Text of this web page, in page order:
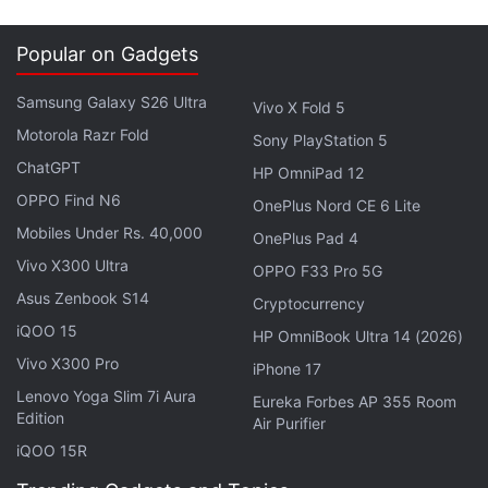
OnePlus ने फोल्डेबल हैंडसेट को Qualcomm Snapdragon 8
Gen 2 चिप के साथ लॉन्च किया है, जिसे 16GB LPDDR5x रैम के
साथ जोड़ा गया है। कंपनी का कहना है कि हैंडसेट पर स्टोरेज का
Popular on Gadgets
Samsung Galaxy S26 Ultra
Motorola Razr Fold
ChatGPT
OPPO Find N6
Mobiles Under Rs. 40,000
Vivo X300 Ultra
Asus Zenbook S14
iQOO 15
Vivo X300 Pro
Lenovo Yoga Slim 7i Aura
Edition
iQOO 15R
Vivo X Fold 5
Sony PlayStation 5
HP OmniPad 12
OnePlus Nord CE 6 Lite
OnePlus Pad 4
OPPO F33 Pro 5G
Cryptocurrency
HP OmniBook Ultra 14 (2026)
iPhone 17
Eureka Forbes AP 355 Room
Air Purifier